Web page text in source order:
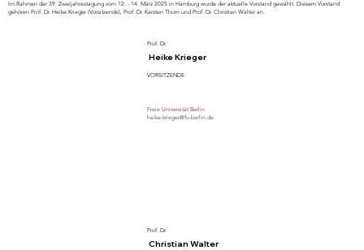
Im Rahmen der 39. Zweijahrestagung vom 12. - 14. März 2025 in Hamburg wurde der aktuelle Vorstand gewählt. Diesem Vorstand
gehören Prof. Dr. Heike Krieger (Vorsitzende), Prof. Dr. Karsten Thorn und Prof. Dr. Christian Walter an.
VORSITZENDE
Prof. Dr.
Heike Krieger
Freie Universität Berlin
heike.krieger@fu-berlin.de
Prof. Dr.
Christian Walter